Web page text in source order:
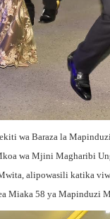
wa Baraza la
wa Mjini Magharibi
alipowasili katika
Miaka 58 ya